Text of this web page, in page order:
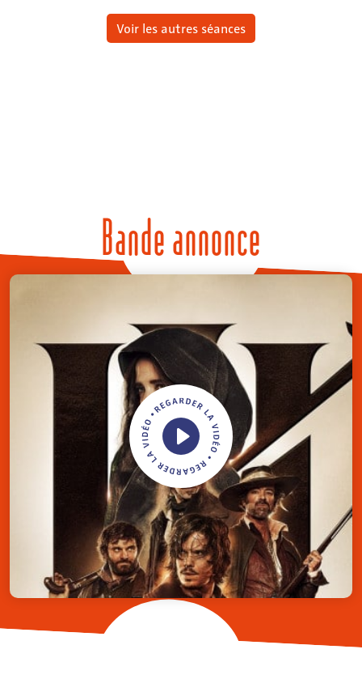
Voir les autres séances
Bande annonce